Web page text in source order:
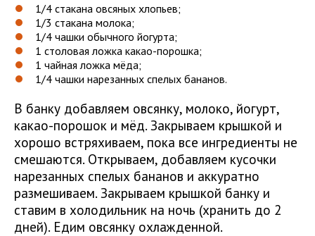
1/4 стакана овсяных хлопьев;
1/3 стакана молока;
1/4 чашки обычного йогурта;
1 столовая ложка какао-порошка;
1 чайная ложка мёда;
1/4 чашки нарезанных спелых бананов.
В банку добавляем овсянку, молоко, йогурт,
какао-порошок и мёд. Закрываем крышкой и
хорошо встряхиваем, пока все ингредиенты не
смешаются. Открываем, добавляем кусочки
нарезанных спелых бананов и аккуратно
размешиваем. Закрываем крышкой банку и
ставим в холодильник на ночь (хранить до 2
дней). Едим овсянку охлажденной.